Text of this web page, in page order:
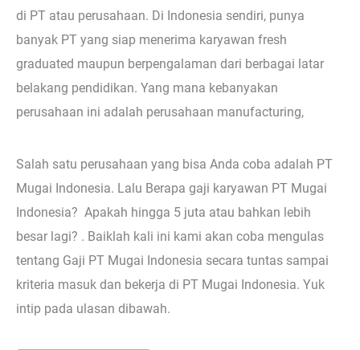
di PT atau perusahaan. Di Indonesia sendiri, punya
banyak PT yang siap menerima karyawan fresh
graduated maupun berpengalaman dari berbagai latar
belakang pendidikan. Yang mana kebanyakan
perusahaan ini adalah perusahaan manufacturing,
Salah satu perusahaan yang bisa Anda coba adalah PT
Mugai Indonesia. Lalu Berapa gaji karyawan PT Mugai
Indonesia? Apakah hingga 5 juta atau bahkan lebih
besar lagi? . Baiklah kali ini kami akan coba mengulas
tentang Gaji PT Mugai Indonesia secara tuntas sampai
kriteria masuk dan bekerja di PT Mugai Indonesia. Yuk
intip pada ulasan dibawah.